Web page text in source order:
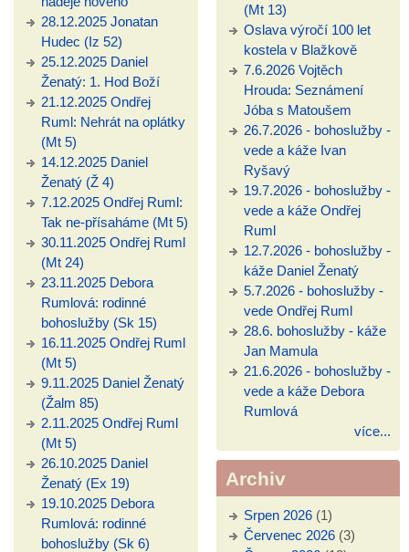
28.12.2025 Jonatan
Hudec (Iz 52)
25.12.2025 Daniel
Ženatý: 1. Hod Boží
21.12.2025 Ondřej
Ruml: Nehrát na oplátky
(Mt 5)
14.12.2025 Daniel
Ženatý (Ž 4)
7.12.2025 Ondřej Ruml:
Tak ne-přísaháme (Mt 5)
30.11.2025 Ondřej Ruml
(Mt 24)
23.11.2025 Debora
Rumlová: rodinné
bohoslužby (Sk 15)
16.11.2025 Ondřej Ruml
(Mt 5)
9.11.2025 Daniel Ženatý
(Žalm 85)
2.11.2025 Ondřej Ruml
(Mt 5)
26.10.2025 Daniel
Ženatý (Ex 19)
19.10.2025 Debora
Rumlová: rodinné
bohoslužby (Sk 6)
(Mt 13)
Oslava výročí 100 let
kostela v Blažkově
7.6.2026 Vojtěch
Hrouda: Seznámení
Jóba s Matoušem
26.7.2026 - bohoslužby -
vede a káže Ivan
Ryšavý
19.7.2026 - bohoslužby -
vede a káže Ondřej
Ruml
12.7.2026 - bohoslužby -
káže Daniel Ženatý
5.7.2026 - bohoslužby -
vede Ondřej Ruml
28.6. bohoslužby - káže
Jan Mamula
21.6.2026 - bohoslužby -
vede a káže Debora
Rumlová
více...
Archiv
Srpen 2026(1)
Červenec 2026(3)